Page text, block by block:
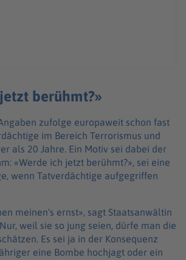
berühmt?»
zufolge europaweit schon fast
im Bereich Terrorismus und
als 20 Jahre. Ein Motiv sei dabei der
«Werde ich jetzt berühmt?», sei eine
wenn Tatverdächtige aufgegriffen
meinen's ernst», sagt Staatsanwältin
weil sie so jung seien, dürfe man die
Es sei ja in der Konsequenz
eine Bombe hochjagt oder ein